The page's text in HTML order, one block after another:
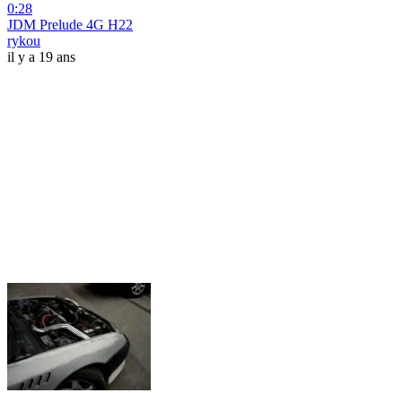
0:28
JDM Prelude 4G H22
rykou
il y a 19 ans